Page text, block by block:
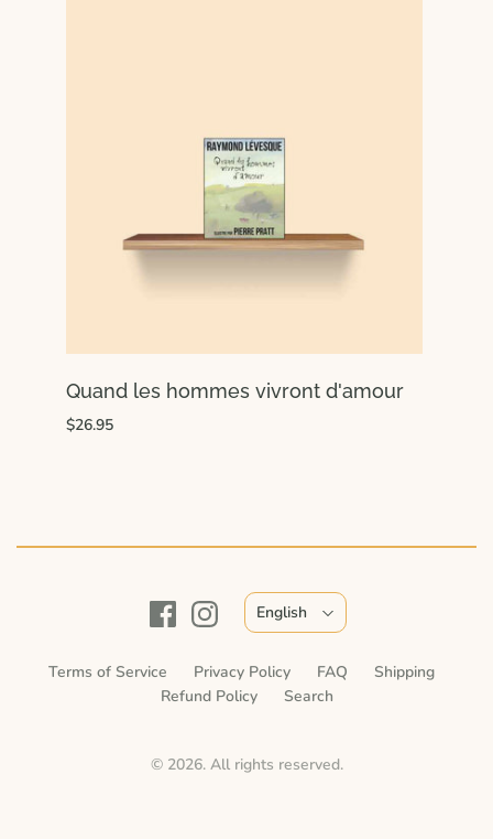
Quand les hommes vivront d'amour
$26.95
Terms of Service Privacy Policy FAQ
Shipping
Refund Policy
Search
© 2026. All rights reserved.
English